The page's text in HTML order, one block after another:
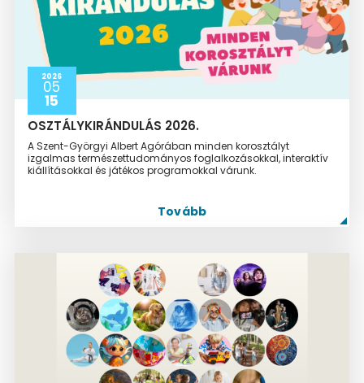
2026
05
15
OSZTÁLYKIRÁNDULÁS 2026.
A Szent-Györgyi Albert Agórában minden korosztályt
izgalmas természettudományos foglalkozásokkal, interaktív
kiállításokkal és játékos programokkal várunk.
Tovább